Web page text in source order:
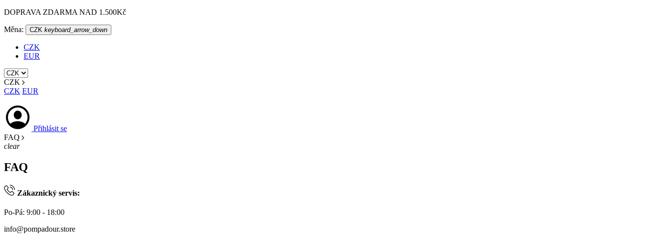
DOPRAVA ZDARMA NAD 1.500Kč
Měna: CZK keyboard_arrow_down
CZK
EUR
CZK
CZK EUR
Přihlásit se
FAQ
clear
FAQ
Zákaznický servis:
Po-Pá: 9:00 - 18:00
info@pompadour.store